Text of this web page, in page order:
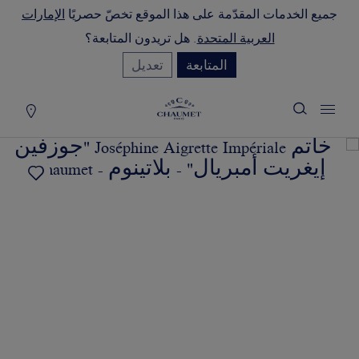
جميع الخدمات المقدّمة على هذا الموقع تخصّ حصريًا الإمارات
العربية المتحدة. هل تريدون المتابعة؟
المتابعة تعديل
خاتم JOSÉPHINE AIGRETTE
IMPÉRIALE "جوزفين إيغريت
YOUR CART IS EMPTY